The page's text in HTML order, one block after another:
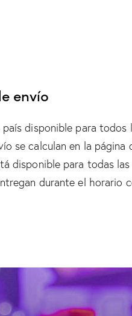
envío
disponible para todos
se calculan en la
disponible para todas
durante el horario